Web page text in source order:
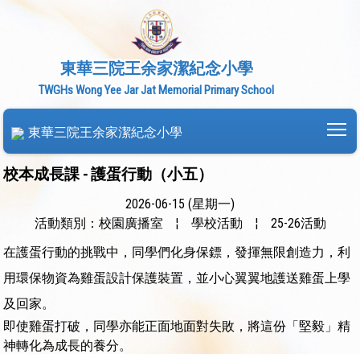
東華三院王余家潔紀念小學
TWGHs Wong Yee Jar Jat Memorial Primary School
東華三院王余家潔紀念小學
校本成長課 - 護蛋行動（小五）
2026-06-15 (星期一)
活動類別：校園廣播室
¦ 學校活動 ¦
25-26活動
在護蛋行動的挑戰中，同學們化身保鏢，發揮無限創造力，利
用環保物資為雞蛋設計保護裝置，並小心翼翼地護送雞蛋上學
及回家。
即使雞蛋打破，同學亦能正面地面對失敗，將這份「堅毅」精
神轉化為成長的養分。